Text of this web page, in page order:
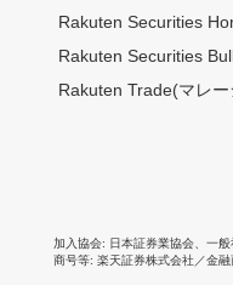
Rakuten Securities
Rakuten Securities
Rakuten Trade(マレー
加入協会 日本証券業協会 一般
商号等 楽天証券株式会社／金